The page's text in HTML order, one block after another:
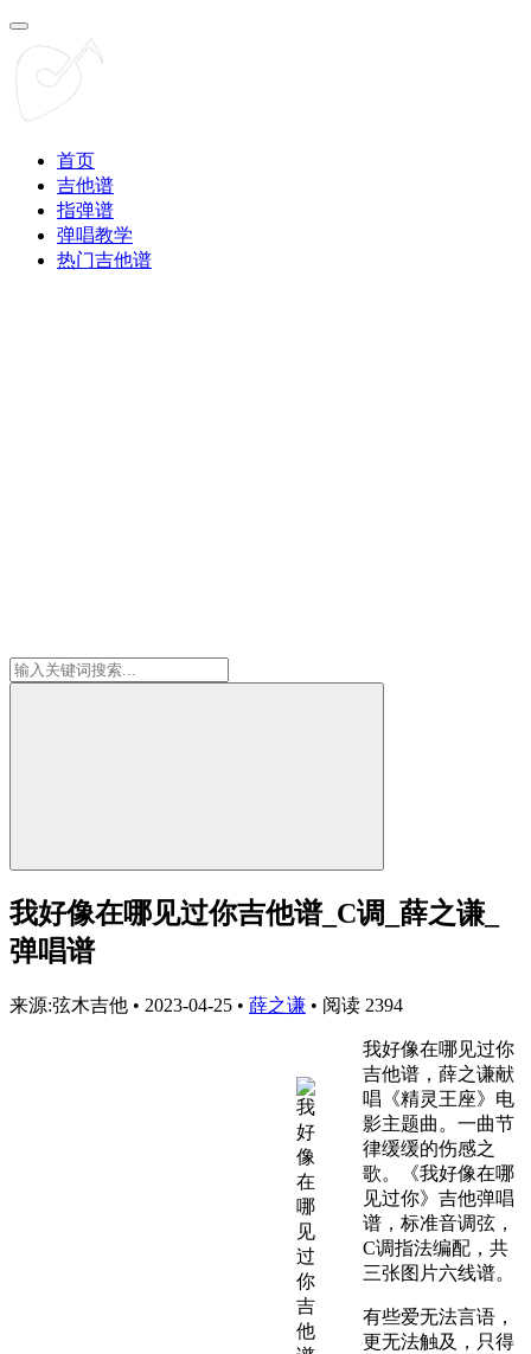
首页
吉他谱
指弹谱
弹唱教学
热门吉他谱
我好像在哪见过你吉他谱_C调_薛之谦_
弹唱谱
来源:弦木吉他 • 2023-04-25 • 薛之谦 • 阅读 2394
我好像在哪见过你
吉他谱，薛之谦献
唱《精灵王座》电
影主题曲。一曲节
律缓缓的伤感之
歌。《我好像在哪
见过你》吉他弹唱
谱，标准音调弦，
C调指法编配，共
三张图片六线谱。
有些爱无法言语，
更无法触及，只得